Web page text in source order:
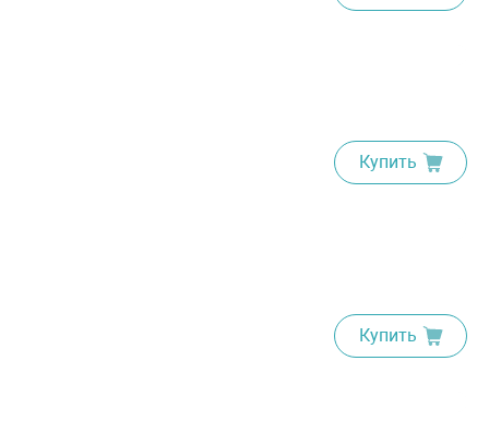
Купить
Купить